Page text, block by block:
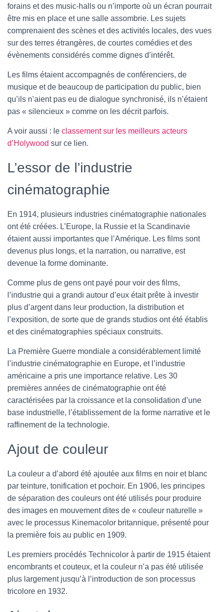
forains et des music-halls ou n’importe où un écran pourrait
être mis en place et une salle assombrie. Les sujets
comprenaient des scènes et des activités locales, des vues
sur des terres étrangères, de courtes comédies et des
évènements considérés comme dignes d’intérêt.
Les films étaient accompagnés de conférenciers, de
musique et de beaucoup de participation du public, bien
qu’ils n’aient pas eu de dialogue synchronisé, ils n’étaient
pas « silencieux » comme on les décrit parfois.
A voir aussi : le classement sur les meilleurs acteurs
d’Holywood sur ce lien.
L’essor de l’industrie
cinématographie
En 1914, plusieurs industries cinématographie nationales
ont été créées. L’Europe, la Russie et la Scandinavie
étaient aussi importantes que l’Amérique. Les films sont
devenus plus longs, et la narration, ou narrative, est
devenue la forme dominante.
Comme plus de gens ont payé pour voir des films,
l’industrie qui a grandi autour d’eux était prête à investir
plus d’argent dans leur production, la distribution et
l’exposition, de sorte que de grands studios ont été établis
et des cinématographies spéciaux construits.
La Première Guerre mondiale a considérablement limité
l’industrie cinématographie en Europe, et l’industrie
américaine a pris une importance relative. Les 30
premières années de cinématographie ont été
caractérisées par la croissance et la consolidation d’une
base industrielle, l’établissement de la forme narrative et le
raffinement de la technologie.
Ajout de couleur
La couleur a d’abord été ajoutée aux films en noir et blanc
par teinture, tonification et pochoir. En 1906, les principes
de séparation des couleurs ont été utilisés pour produire
des images en mouvement dites de « couleur naturelle »
avec le processus Kinemacolor britannique, présenté pour
la première fois au public en 1909.
Les premiers procédés Technicolor à partir de 1915 étaient
encombrants et couteux, et la couleur n’a pas été utilisée
plus largement jusqu’à l’introduction de son processus
tricolore en 1932.